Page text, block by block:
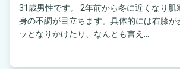
31歳男性です。 2年前から冬に近くなり肌
身の不調が目立ちます。具体的には右膝が
ッとなりかけたり、なんとも言え...